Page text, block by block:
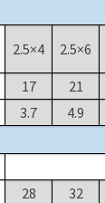
2.5×4 2.5×6
17 21
3.7 4.9
28 32